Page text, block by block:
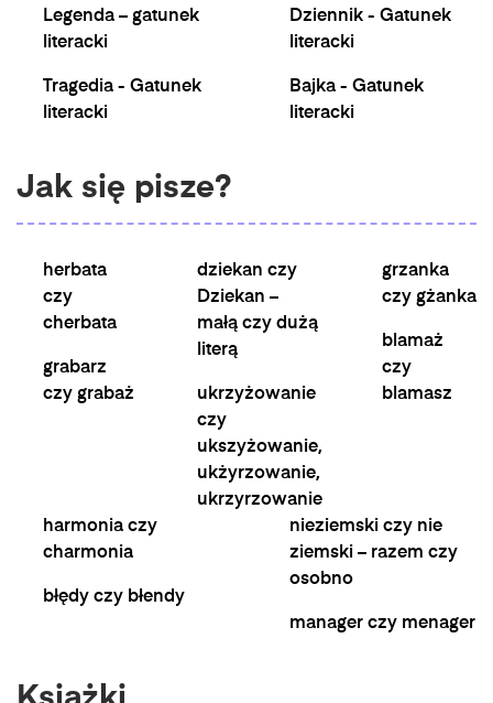
Legenda – gatunek
literacki
Tragedia - Gatunek
literacki
Dziennik - Gatunek
literacki
Bajka - Gatunek
literacki
Jak się pisze?
herbata
czy
cherbata
grabarz
czy grabaż
dziekan czy
Dziekan –
małą czy dużą
literą
ukrzyżowanie
czy
ukszyżowanie,
ukżyrzowanie,
ukrzyrzowanie
grzanka
czy gżanka
blamaż
czy
blamasz
harmonia czy
charmonia
błędy czy błendy
nieziemski czy nie
ziemski – razem czy
osobno
manager czy menager